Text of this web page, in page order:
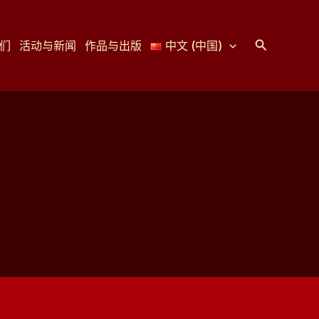
活动与新闻 作品与出版 中文 (中国)
搜